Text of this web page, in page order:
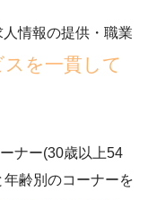
情報の提供・職業
を一貫して
ナー(30歳以上54
齢別のコーナーを